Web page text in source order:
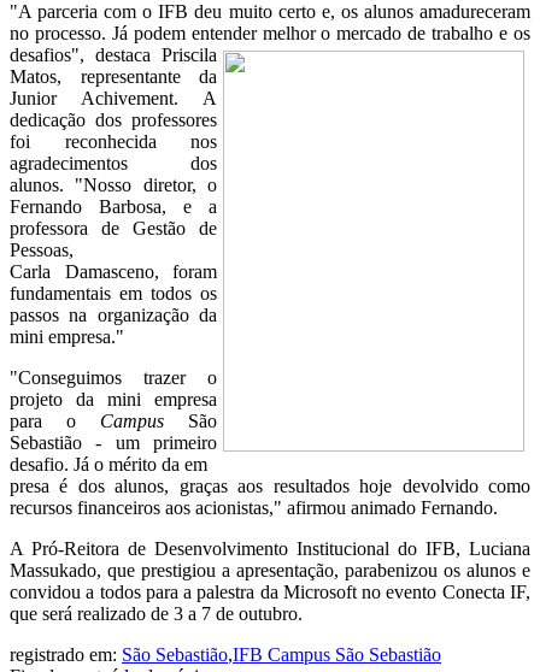
"A parceria com o IFB deu muito certo e, os alunos amadureceram
no processo. Já podem entender melhoro mercado de trabalho e os
desafios", destaca Priscila
Matos, representante da
Junior Achivement. A
dedicação dos professores
foi reconhecida nos
agradecimentos dos
alunos. "Nosso diretor, o
Fernando Barbosa, e a
professora de Gestão de
Pessoas,
Carla Damasceno, foram
fundamentais em todos os
passos na organização da
mini empresa."
"Conseguimos trazer o
projeto da mini empresa
para o Campus São
Sebastião - um primeiro
desafio. Já o mérito da em
presa é dos alunos, graças aos resultados hoje devolvido como
recursos financeiros aos acionistas," afirmou animado Fernando.
A Pró-Reitora de Desenvolvimento Institucional do IFB, Luciana
Massukado, que prestigiou a apresentação, parabenizou os alunos e
convidou a todos para a palestra da Microsoft no evento Conecta IF,
que será realizado de 3 a 7 de outubro.
registrado em: São Sebastião,IFB Campus São Sebastião